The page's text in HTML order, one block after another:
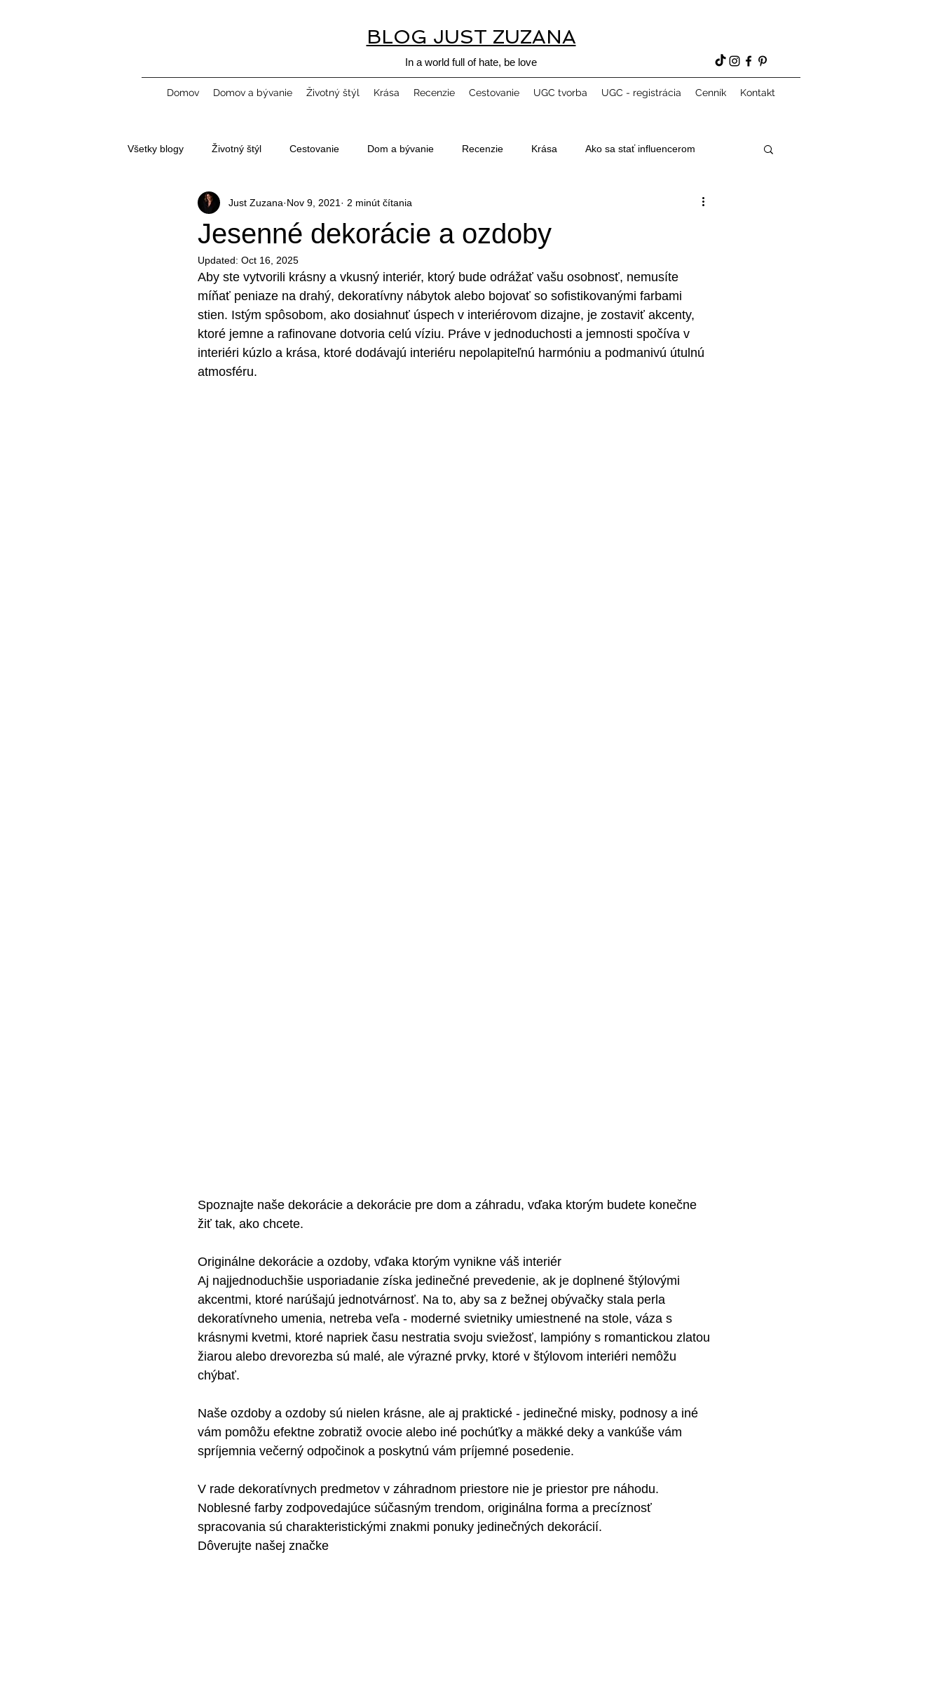
BLOG JUST ZUZANA
In a world full of hate, be love
Domov Domov a bývanie Životný štýl Krása Recenzie Cestovanie UGC tvorba UGC - registrácia Cenník Kontakt
Všetky blogy Životný štýl Cestovanie Dom a bývanie Recenzie Krása Ako sa stať influencerom
Tvorba obsahu a UGC
Jesenné dekorácie a ozdoby
Just Zuzana Nov 9, 2021 2 minút čítania
Updated: Oct 16, 2025
Aby ste vytvorili krásny a vkusný interiér, ktorý bude odrážať vašu osobnosť, nemusíte
míňať peniaze na drahý, dekoratívny nábytok alebo bojovať so sofistikovanými farbami
stien. Istým spôsobom, ako dosiahnuť úspech v interiérovom dizajne, je zostaviť akcenty,
ktoré jemne a rafinovane dotvoria celú víziu. Práve v jednoduchosti a jemnosti spočíva v
interiéri kúzlo a krása, ktoré dodávajú interiéru nepolapiteľnú harmóniu a podmanivú útulnú
atmosféru.
Spoznajte naše dekorácie a dekorácie pre dom a záhradu, vďaka ktorým budete konečne
žiť tak, ako chcete.
Originálne dekorácie a ozdoby, vďaka ktorým vynikne váš interiér
Aj najjednoduchšie usporiadanie získa jedinečné prevedenie, ak je doplnené štýlovými
akcentmi, ktoré narúšajú jednotvárnosť. Na to, aby sa z bežnej obývačky stala perla
dekoratívneho umenia, netreba veľa - moderné svietniky umiestnené na stole, váza s
krásnymi kvetmi, ktoré napriek času nestratia svoju sviežosť, lampióny s romantickou zlatou
žiarou alebo drevorezba sú malé, ale výrazné prvky, ktoré v štýlovom interiéri nemôžu
chýbať.
Naše ozdoby a ozdoby sú nielen krásne, ale aj praktické - jedinečné misky, podnosy a iné
vám pomôžu efektne zobratiž ovocie alebo iné pochúťky a mäkké deky a vankúše vám
spríjemnia večerný odpočinok a poskytnú vám príjemné posedenie.
V rade dekoratívnych predmetov v záhradnom priestore nie je priestor pre náhodu.
Noblesné farby zodpovedajúce súčasným trendom, originálna forma a precíznosť
spracovania sú charakteristickými znakmi ponuky jedinečných dekorácií.
Dôverujte našej značke